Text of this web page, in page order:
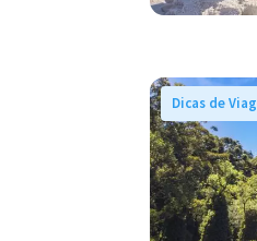
Dicas de